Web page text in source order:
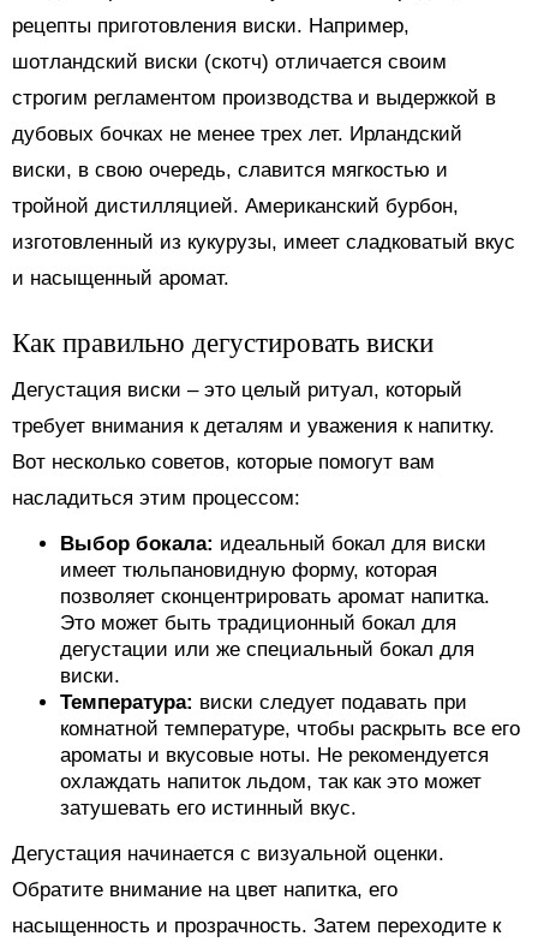
рецепты приготовления виски. Например,
шотландский виски (скотч) отличается своим
строгим регламентом производства и выдержкой в
дубовых бочках не менее трех лет. Ирландский
виски, в свою очередь, славится мягкостью и
тройной дистилляцией. Американский бурбон,
изготовленный из кукурузы, имеет сладковатый вкус
и насыщенный аромат.
Как правильно дегустировать виски
Дегустация виски – это целый ритуал, который
требует внимания к деталям и уважения к напитку.
Вот несколько советов, которые помогут вам
насладиться этим процессом:
Выбор бокала: идеальный бокал для виски
имеет тюльпановидную форму, которая
позволяет сконцентрировать аромат напитка.
Это может быть традиционный бокал для
дегустации или же специальный бокал для
виски.
Температура: виски следует подавать при
комнатной температуре, чтобы раскрыть все его
ароматы и вкусовые ноты. Не рекомендуется
охлаждать напиток льдом, так как это может
затушевать его истинный вкус.
Дегустация начинается с визуальной оценки.
Обратите внимание на цвет напитка, его
насыщенность и прозрачность. Затем переходите к